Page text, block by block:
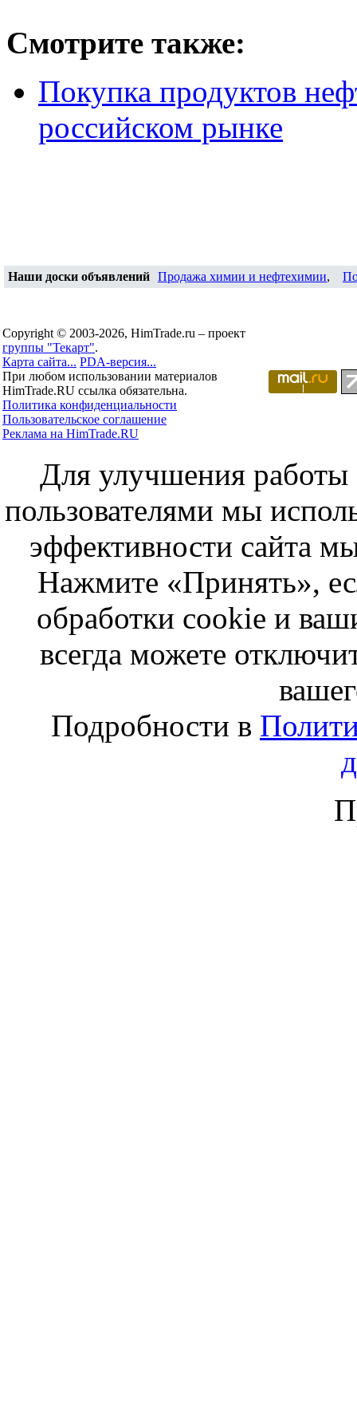
Смотрите также:
Покупка продуктов
российском рынке
Наши доски объявлений Продажа химии и нефтехимии,
Copyright © 2003-2026, HimTrade.ru – проект
группы "Текарт".
Карта сайта... PDA-версия...
При любом использовании материалов
HimTrade.RU ссылка обязательна.
Политика конфиденциальности
Пользовательское соглашение
Реклама на HimTrade.RU
Для улучшения работы
пользователями мы
эффективности сайта
Нажмите «Принять»,
обработки cookie и
всегда можете
Подробности в